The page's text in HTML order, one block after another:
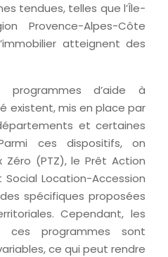
tendues, telles que l’Île-
Provence-Alpes-Côte
atteignent des
programmes d’aide à
existent, mis en place par
et certaines
ces dispositifs, on
(PTZ), le Prêt Action
Social Location-Accession
spécifiques proposées
Cependant, les
ces programmes sont
ce qui peut rendre